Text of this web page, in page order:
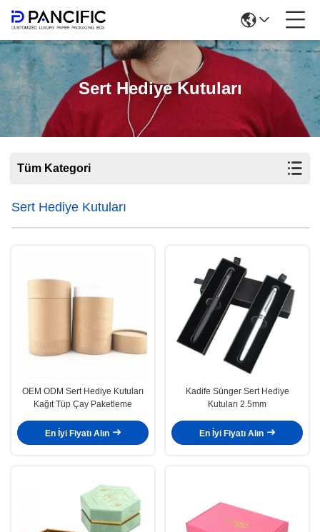
Sert Hediye Kutuları
Tüm Kategori
Sert Hediye Kutuları
OEM ODM Sert Hediye Kutuları
Kağıt Tüp Çay Paketleme
En İyi Fiyatı Alın
Kadife Sünger Sert Hediye
Kutuları 2.5mm
En İyi Fiyatı Alın